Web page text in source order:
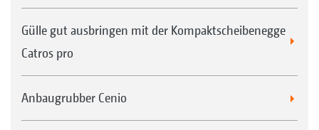
Gülle gut ausbringen mit der Kompaktscheibenegge
Catros pro
Anbaugrubber Cenio